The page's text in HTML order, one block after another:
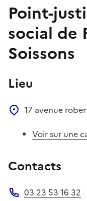
Point-
social de
Soissons
Lieu
17 avenue
Voir sur une
Contacts
03 23 53 16 32